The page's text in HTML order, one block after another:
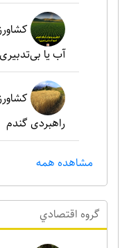
آب یا
راهبردی گندم
مشاهده همه
گروه اقتصادي